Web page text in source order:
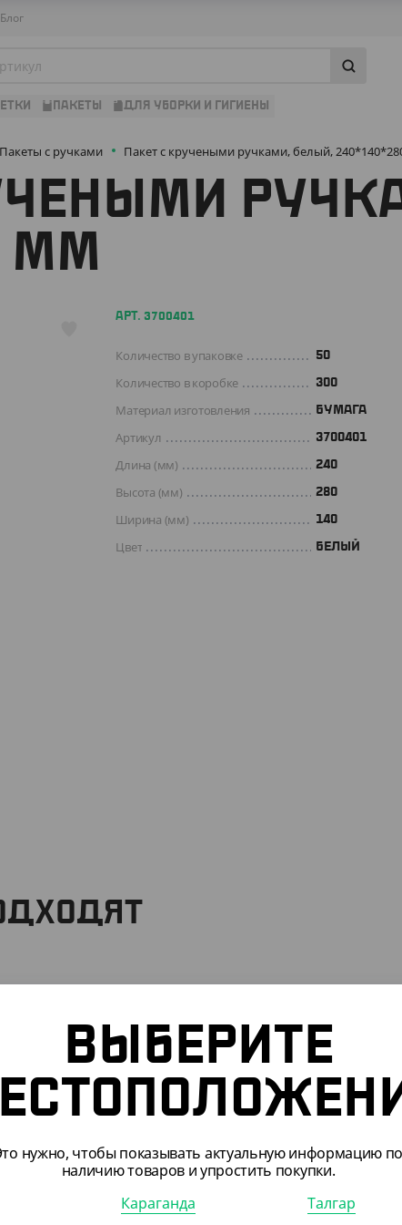
Блог
ПАКЕТЫ ДЛЯ УБОРКИ И ГИГИЕНЫ
Пакеты с ручками Пакет с кручеными ручками, белый,
ММ
АРТ. 3700401
Количество в упаковке 50
Количество в коробке 300
Материал изготовления БУМАГА
Артикул 3700401
Длина (мм) 240
Высота (мм) 280
Ширина (мм) 140
Цвет БЕЛЫЙ
ВЫБЕРИТЕ
нужно, чтобы показывать актуальную информацию
наличию товаров и упростить покупки.
Караганда
Талгар